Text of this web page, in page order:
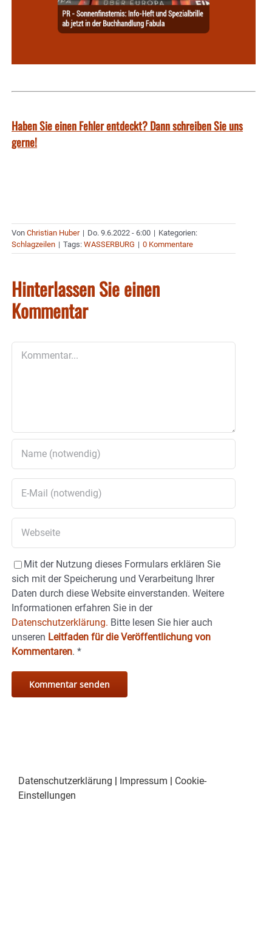
Haben Sie einen Fehler entdeckt? Dann schreiben Sie uns
gerne!
Von Christian Huber | Do. 9.6.2022 - 6:00 | Kategorien:
Schlagzeilen | Tags: WASSERBURG | 0 Kommentare
Hinterlassen Sie einen
Kommentar
Mit der Nutzung dieses Formulars erklären Sie
sich mit der Speicherung und Verarbeitung Ihrer
Daten durch diese Website einverstanden. Weitere
Informationen erfahren Sie in der
Datenschutzerklärung. Bitte lesen Sie hier auch
unseren Leitfaden für die Veröffentlichung von
Kommentaren. *
Datenschutzerklärung | Impressum | Cookie-
Einstellungen